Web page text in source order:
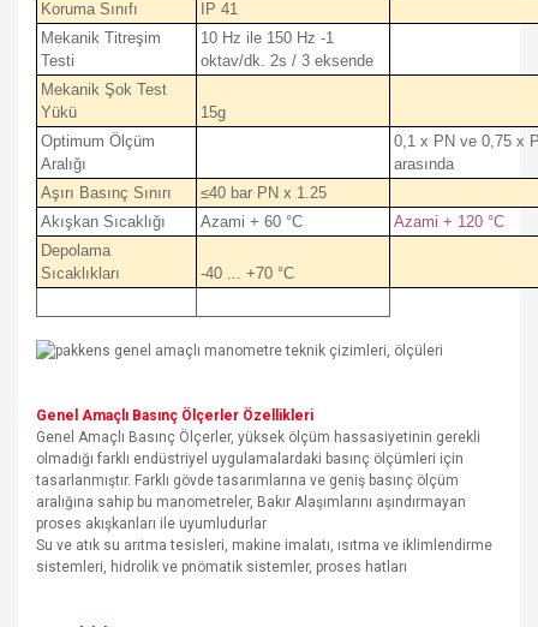
Koruma Sınıfı
IP 41
Mekanik Titreşim
Testi
10 Hz ile 150 Hz -1
oktav/dk. 2s / 3 eksende
Mekanik Şok Test
Yükü
15g
Optimum Ölçüm
Aralığı
0,1 x PN ve 0,75 x
arasında
Aşırı Basınç Sınırı
≤40 bar PN x 1.25
Akışkan Sıcaklığı
Azami + 60 °C
Azami + 120 °C
Depolama
Sıcaklıkları
-40 ... +70 °C
Genel Amaçlı Basınç Ölçerler Özellikleri
Genel Amaçlı Basınç Ölçerler, yüksek ölçüm hassasiyetinin gerekli
olmadığı farklı endüstriyel uygulamalardaki basınç ölçümleri için
tasarlanmıştır. Farklı gövde tasarımlarına ve geniş basınç ölçüm
aralığına sahip bu manometreler, Bakır Alaşımlarını aşındırmayan
proses akışkanları ile uyumludurlar
Su ve atık su arıtma tesisleri, makine imalatı, ısıtma ve iklimlendirme
sistemleri, hidrolik ve pnömatik sistemler, proses hatları